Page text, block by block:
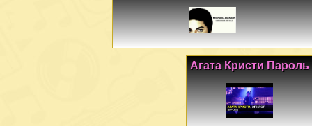
Агата Кристи Пароль